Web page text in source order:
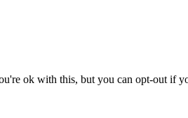
ok with this, but you can opt-out if